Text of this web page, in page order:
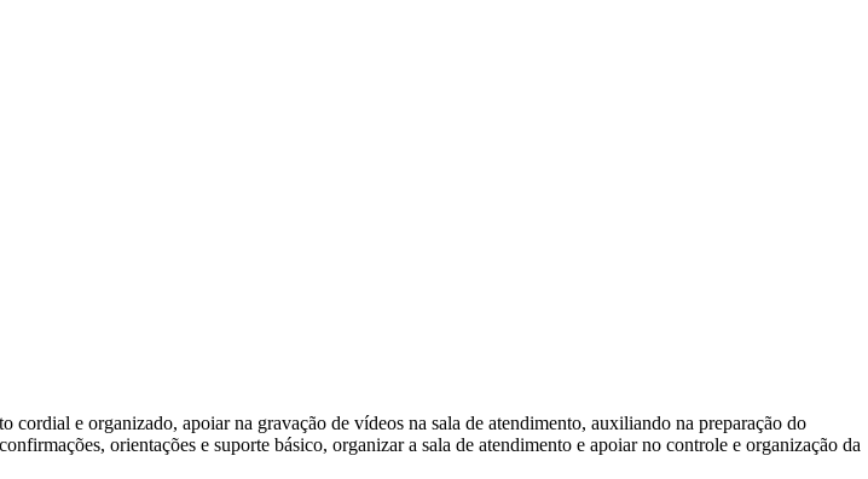
cordial e organizado, apoiar na gravação de vídeos na sala de atendimento, auxiliando na preparação do
orientações e suporte básico, organizar a sala de atendimento e apoiar no controle e organização da